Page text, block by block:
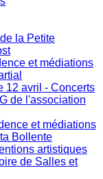
la Petite
et médiations
12 avril - Concerts
de l'association
et médiations
Bollente
artistiques
de Salles et